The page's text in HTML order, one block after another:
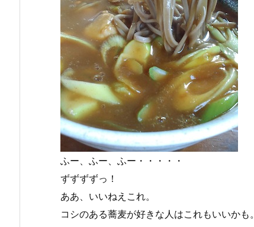
ふー、ふー、ふー・・・・・
ずずずずっ！
ああ、いいねえこれ。
コシのある蕎麦が好きな人はこれもいいかも。